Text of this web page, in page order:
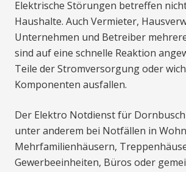
Elektrische Störungen betreffen
Haushalte. Auch Vermieter,
Unternehmen und Betreiber
sind auf eine schnelle Reaktion
Teile der Stromversorgung oder
Komponenten ausfallen.
Der Elektro Notdienst für
unter anderem bei Notfällen in
Mehrfamilienhäusern,
Gewerbeeinheiten, Büros oder